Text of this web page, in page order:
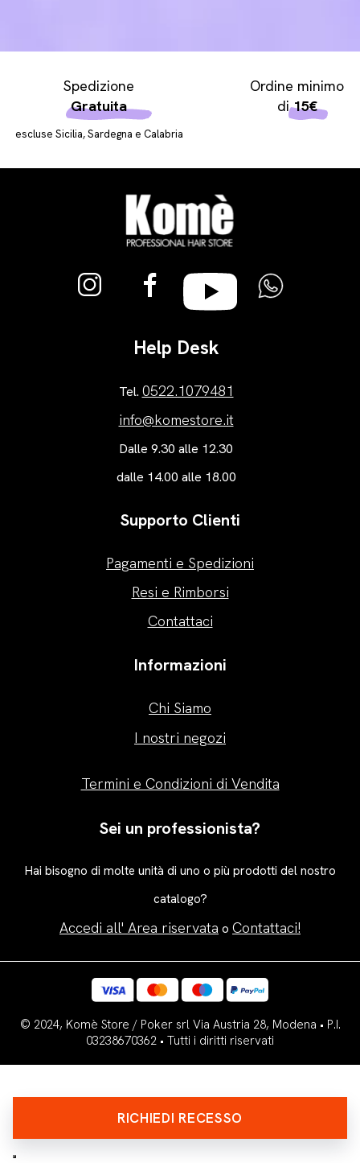
Spedizione
Gratuita
escluse Sicilia, Sardegna e Calabria
Ordine minimo
di15€
Help Desk
Tel. 0522.1079481
info@komestore.it
Dalle 9.30 alle 12.30
dalle 14.00 alle 18.00
Supporto Clienti
Pagamenti e Spedizioni
Resi e Rimborsi
Contattaci
Informazioni
Chi Siamo
I nostri negozi
Termini e Condizioni di Vendita
Sei un professionista?
Hai bisogno di molte unità di uno o più prodotti del nostro
catalogo?
Accedi all' Area riservata o Contattaci!
© 2024, Komè Store / Poker srl Via Austria 28, Modena • P.I.
03238670362 • Tutti i diritti riservati
RICHIEDI RECESSO